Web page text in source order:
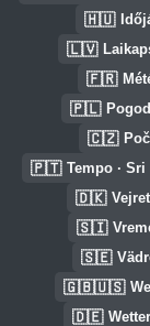
🇭🇺
🇱🇻
🇫🇷
🇵🇱
🇨🇿
🇵🇹 Tempo · Sri
🇩🇰
🇸🇮
🇸🇪
🇬🇧🇺🇸
🇩🇪